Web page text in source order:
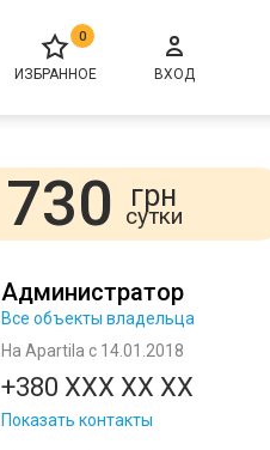
0
ИЗБРАННОЕ ВХОД
730 грн
сутки
Администратор
Все объекты владельца
На Apartila с 14.01.2018
+380 XXX XX XX
Показать контакты